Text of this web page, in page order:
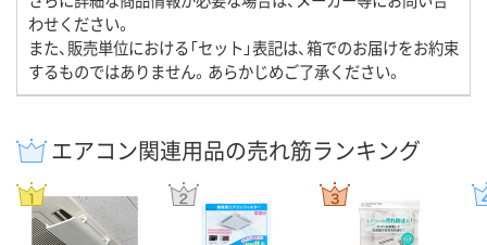
わせください。
また、販売単位における「セット」表記は、箱でのお届けをお約束
するものではありません。あらかじめご了承ください。
エアコン関連用品の売れ筋ランキング